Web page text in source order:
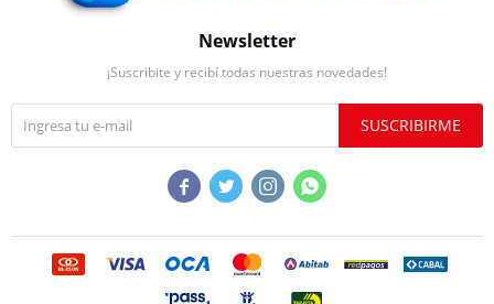
Newsletter
¡Suscribite y recibí todas nuestras novedades!
SUSCRIBIRME
   